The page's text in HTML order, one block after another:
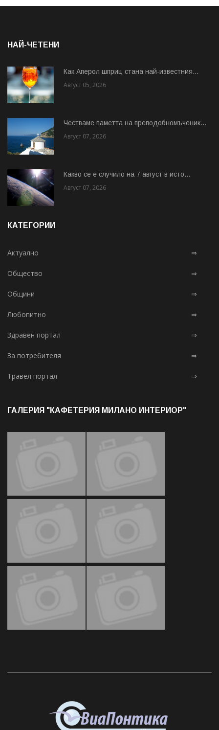
НАЙ-ЧЕТЕНИ
Как Аперол шприц стана най-известния...
Август 05, 2026
Честваме паметта на преподобномъченик...
Август 07, 2026
Какво се е случило на 7 август в исто...
Август 07, 2026
КАТЕГОРИИ
Актуално ⇒
Общество ⇒
Общини ⇒
Любопитно ⇒
Здравен портал ⇒
За потребителя ⇒
Травел портал ⇒
ГАЛЕРИЯ "КАФЕТЕРИЯ МИЛАНО ИНТЕРИОР"